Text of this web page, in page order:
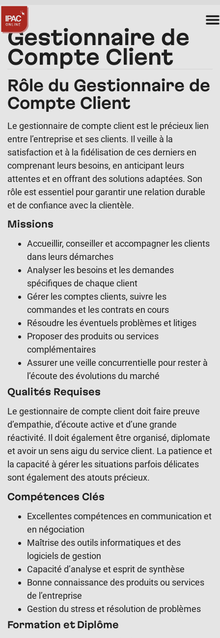
Gestionnaire de
Compte Client
Rôle du Gestionnaire de
Compte Client
Le gestionnaire de compte client est le précieux lien
entre l’entreprise et ses clients. Il veille à la
satisfaction et à la fidélisation de ces derniers en
comprenant leurs besoins, en anticipant leurs
attentes et en offrant des solutions adaptées. Son
rôle est essentiel pour garantir une relation durable
et de confiance avec la clientèle.
Missions
Accueillir, conseiller et accompagner les clients
dans leurs démarches
Analyser les besoins et les demandes
spécifiques de chaque client
Gérer les comptes clients, suivre les
commandes et les contrats en cours
Résoudre les éventuels problèmes et litiges
Proposer des produits ou services
complémentaires
Assurer une veille concurrentielle pour rester à
l’écoute des évolutions du marché
Qualités Requises
Le gestionnaire de compte client doit faire preuve
d’empathie, d’écoute active et d’une grande
réactivité. Il doit également être organisé, diplomate
et avoir un sens aigu du service client. La patience et
la capacité à gérer les situations parfois délicates
sont également des atouts précieux.
Compétences Clés
Excellentes compétences en communication et
en négociation
Maîtrise des outils informatiques et des
logiciels de gestion
Capacité d’analyse et esprit de synthèse
Bonne connaissance des produits ou services
de l’entreprise
Gestion du stress et résolution de problèmes
Formation et Diplôme